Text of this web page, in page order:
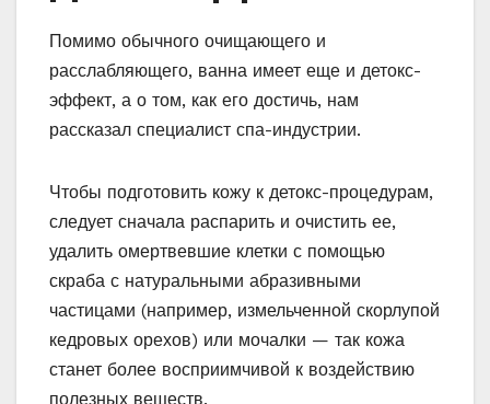
Помимо обычного очищающего и
расслабляющего, ванна имеет еще и детокс-
эффект, а о том, как его достичь, нам
рассказал специалист спа-индустрии.
Чтобы подготовить кожу к детокс-процедурам,
следует сначала распарить и очистить ее,
удалить омертвевшие клетки с помощью
скраба с натуральными абразивными
частицами (например, измельченной скорлупой
кедровых орехов) или мочалки — так кожа
станет более восприимчивой к воздействию
полезных веществ.